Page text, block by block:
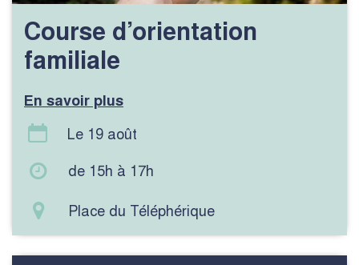
Course d’orientation
familiale
En savoir plus
Le 19 août
de 15h à 17h
Place du Téléphérique